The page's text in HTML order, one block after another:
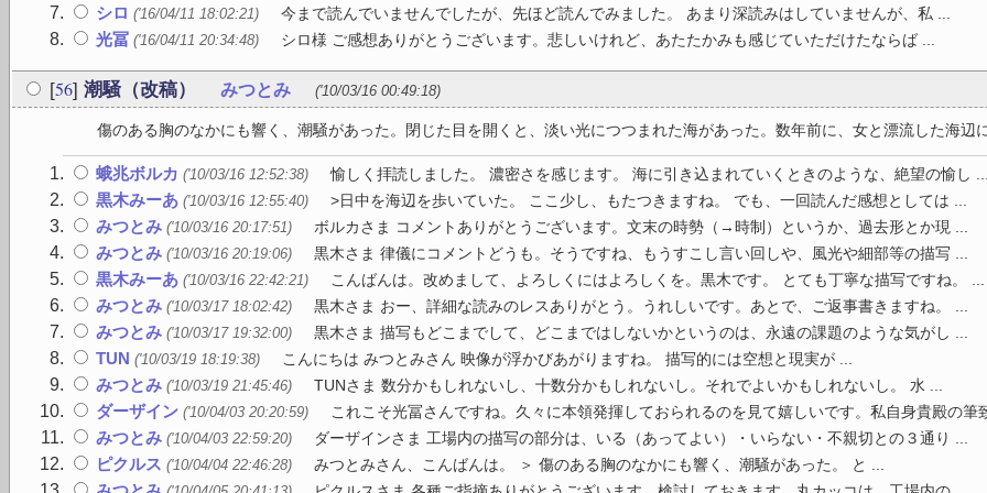
シロ ('16/04/11 18:02:21) 今まで読んでいませんでしたが、先ほど読んでみました。 あまり深読みはしていませんが、私 ...
光冨 ('16/04/11 20:34:48) シロ様 ご感想ありがとうございます。悲しいけれど、あたたかみも感じていただけたならば ...
[56] 潮騒（改稿） みつとみ ('10/03/16 00:49:18)
傷のある胸のなかにも響く、潮騒があった。閉じた目を開くと、淡い光につつまれた海があった。数年前に、女と漂流した海辺
蛾兆ボルカ ('10/03/16 12:52:38) 愉しく拝読しました。 濃密さを感じます。 海に引き込まれていくときのような、絶望の愉し ...
黒木みーあ ('10/03/16 12:55:40) >日中を海辺を歩いていた。 ここ少し、もたつきますね。 でも、一回読んだ感想としては ...
みつとみ ('10/03/16 20:17:51) ボルカさま コメントありがとうございます。文末の時勢（→時制）というか、過去形とか現 ...
みつとみ ('10/03/16 20:19:06) 黒木さま 律儀にコメントどうも。そうですね、もうすこし言い回しや、風光や細部等の描写 ...
黒木みーあ ('10/03/16 22:42:21) こんばんは。改めまして、よろしくにはよろしくを。黒木です。 とても丁寧な描写ですね。 ...
みつとみ ('10/03/17 18:02:42) 黒木さま おー、詳細な読みのレスありがとう。うれしいです。あとで、ご返事書きますね。 ...
みつとみ ('10/03/17 19:32:00) 黒木さま 描写もどこまでして、どこまではしないかというのは、永遠の課題のような気がし ...
TUN ('10/03/19 18:19:38) こんにちは みつとみさん 映像が浮かびあがりますね。 描写的には空想と現実が ...
みつとみ ('10/03/19 21:45:46) TUNさま 数分かもしれないし、十数分かもしれないし。それでよいかもしれないし。 水 ...
ダーザイン ('10/04/03 20:20:59) これこそ光冨さんですね。久々に本領発揮しておられるのを見て嬉しいです。私自身貴殿の筆
みつとみ ('10/04/03 22:59:20) ダーザインさま 工場内の描写の部分は、いる（あってよい）・いらない・不親切との３通り ...
ピクルス ('10/04/04 22:46:28) みつとみさん、こんばんは。 ＞ 傷のある胸のなかにも響く、潮騒があった。 と ...